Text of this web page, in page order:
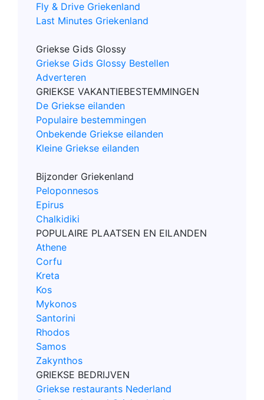
Fly & Drive Griekenland
Last Minutes Griekenland
Griekse Gids Glossy
Griekse Gids Glossy Bestellen
Adverteren
GRIEKSE VAKANTIEBESTEMMINGEN
De Griekse eilanden
Populaire bestemmingen
Onbekende Griekse eilanden
Kleine Griekse eilanden
Bijzonder Griekenland
Peloponnesos
Epirus
Chalkidiki
POPULAIRE PLAATSEN EN EILANDEN
Athene
Corfu
Kreta
Kos
Mykonos
Santorini
Rhodos
Samos
Zakynthos
GRIEKSE BEDRIJVEN
Griekse restaurants Nederland